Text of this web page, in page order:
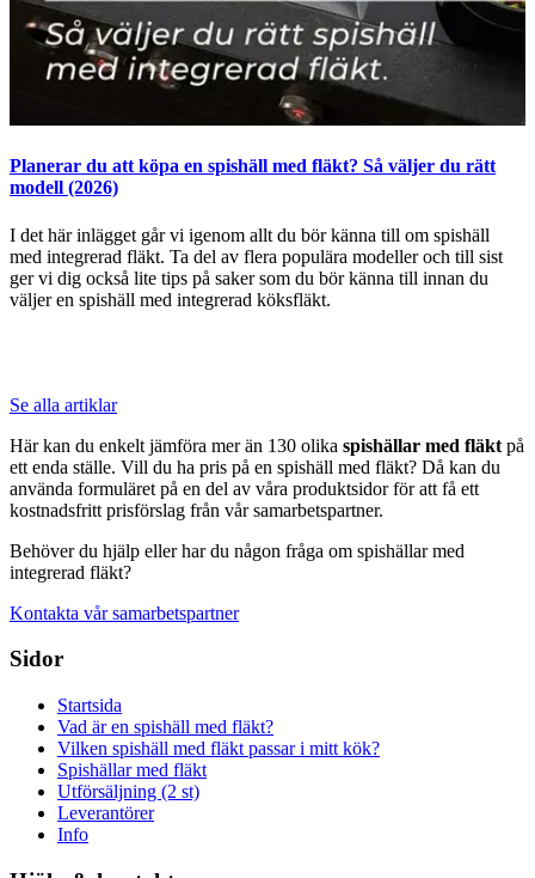
Planerar du att köpa en spishäll med fläkt? Så väljer du rätt
modell (2026)
I det här inlägget går vi igenom allt du bör känna till om spishäll
med integrerad fläkt. Ta del av flera populära modeller och till sist
ger vi dig också lite tips på saker som du bör känna till innan du
väljer en spishäll med integrerad köksfläkt.
Se alla artiklar
Här kan du enkelt jämföra mer än 130 olika spishällar med fläkt på
ett enda ställe. Vill du ha pris på en spishäll med fläkt? Då kan du
använda formuläret på en del av våra produktsidor för att få ett
kostnadsfritt prisförslag från vår samarbetspartner.
Behöver du hjälp eller har du någon fråga om spishällar med
integrerad fläkt?
Kontakta vår samarbetspartner
Sidor
Startsida
Vad är en spishäll med fläkt?
Vilken spishäll med fläkt passar i mitt kök?
Spishällar med fläkt
Utförsäljning (2 st)
Leverantörer
Info